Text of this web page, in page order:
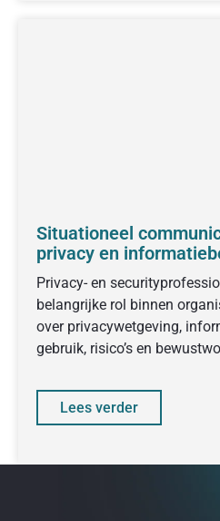
Situationeel
privacy en
Privacy- en
belangrijke rol binnen
over privacywetgeving,
gebruik, risico’s en
Lees verder